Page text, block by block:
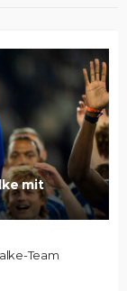
mit
Team